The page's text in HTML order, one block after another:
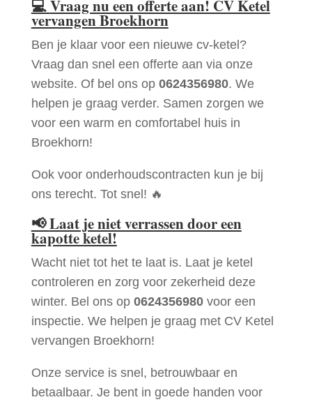
💻Vraag nu een offerte aan! CV Ketel
vervangen Broekhorn
Ben je klaar voor een nieuwe cv-ketel?
Vraag dan snel een offerte aan via onze
website. Of bel ons op 0624356980. We
helpen je graag verder. Samen zorgen we
voor een warm en comfortabel huis in
Broekhorn!
Ook voor onderhoudscontracten kun je bij
ons terecht. Tot snel! 🔥
📢Laat je niet verrassen door een
kapotte ketel!
Wacht niet tot het te laat is. Laat je ketel
controleren en zorg voor zekerheid deze
winter. Bel ons op 0624356980voor een
inspectie. We helpen je graag met CV Ketel
vervangen Broekhorn!
Onze service is snel, betrouwbaar en
betaalbaar. Je bent in goede handen voor